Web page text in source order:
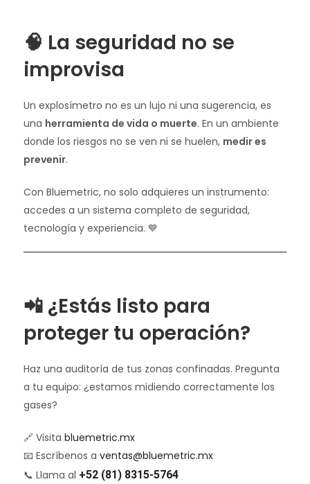
🧠 La seguridad no se
improvisa
Un explosímetro no es un lujo ni una sugerencia, es
una herramienta de vida o muerte. En un ambiente
donde los riesgos no se ven ni se huelen, medir es
prevenir.
Con Bluemetric, no solo adquieres un instrumento:
accedes a un sistema completo de seguridad,
tecnología y experiencia. 💙
📲 ¿Estás listo para
proteger tu operación?
Haz una auditoría de tus zonas confinadas. Pregunta
a tu equipo: ¿estamos midiendo correctamente los
gases?
🔗 Visita bluemetric.mx
📧 Escríbenos a ventas@bluemetric.mx
📞 Llama al +52 (81) 8315-5764